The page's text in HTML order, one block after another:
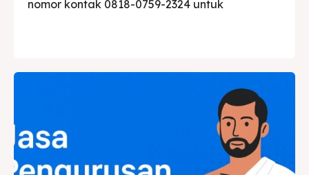
nomor kontak 0818-0759-2324 untuk